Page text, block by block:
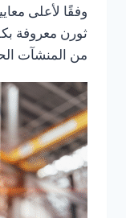
وفقًا لأعلى
ثورن معروفة
من المنشآت